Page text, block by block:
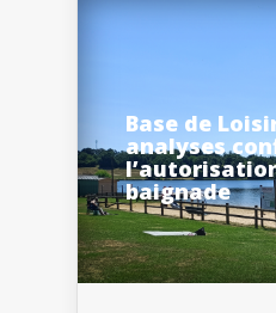
Base de
analyses
baignade